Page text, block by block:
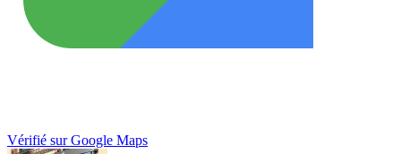
Vérifié sur Google Maps